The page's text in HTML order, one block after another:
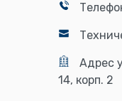
Адрес
14, корп. 2